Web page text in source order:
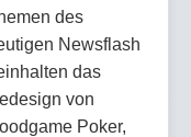
des
Newsflash
das
von
Poker,